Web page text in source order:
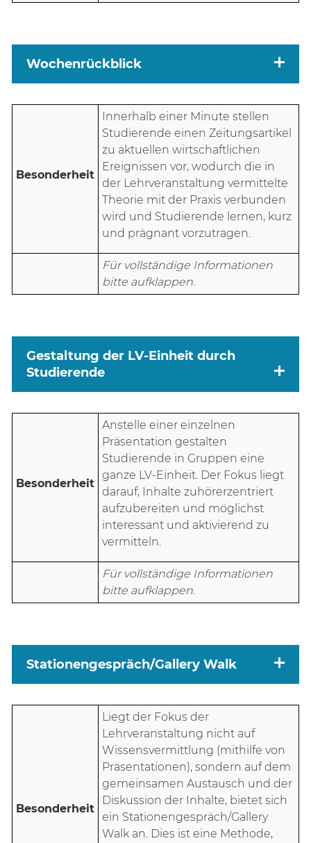
Wochenrückblick
Besonderheit
Innerhalb einer Minute stellen
Studierende einen Zeitungsartikel
zu aktuellen wirtschaftlichen
Ereignissen vor, wodurch die in
der Lehrveranstaltung vermittelte
Theorie mit der Praxis verbunden
wird und Studierende lernen, kurz
und prägnant vorzutragen.
Für vollständige Informationen
bitte aufklappen.
Gestaltung der LV-Einheit durch
Studierende
Besonderheit
Anstelle einer einzelnen
Präsentation gestalten
Studierende in Gruppen eine
ganze LV-Einheit. Der Fokus liegt
darauf, Inhalte zuhörerzentriert
aufzubereiten und möglichst
interessant und aktivierend zu
vermitteln.
Für vollständige Informationen
bitte aufklappen.
Stationengespräch/Gallery Walk
Besonderheit
Liegt der Fokus der
Lehrveranstaltung nicht auf
Wissensvermittlung (mithilfe von
Präsentationen), sondern auf dem
gemeinsamen Austausch und der
Diskussion der Inhalte, bietet sich
ein Stationengespräch/Gallery
Walk an. Dies ist eine Methode,